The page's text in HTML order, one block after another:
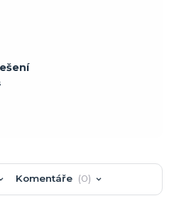
Komentáře 0